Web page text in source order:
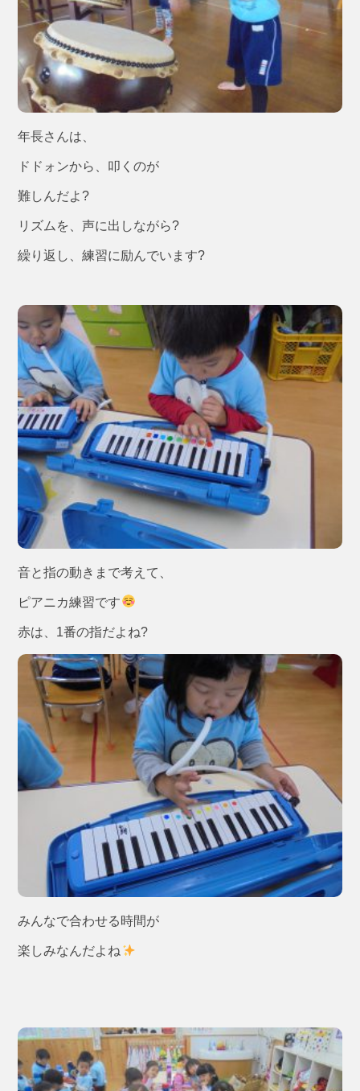
年長さんは、
ドドォンから、叩くのが
難しんだよ?
リズムを、声に出しながら?
繰り返し、練習に励んでいます?
音と指の動きまで考えて、
ピアニカ練習です
赤は、1番の指だよね?
みんなで合わせる時間が
楽しみなんだよね